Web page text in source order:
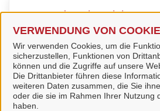
VERWENDUNG VON
Wir verwenden Cookies, um die
sicherzustellen, Funktionen von
können und die Zugriffe auf unsere
Die Drittanbieter führen diese
weiteren Daten zusammen, die Sie
oder die sie im Rahmen Ihrer Nutzung
haben.
Verwandte
Apotheken